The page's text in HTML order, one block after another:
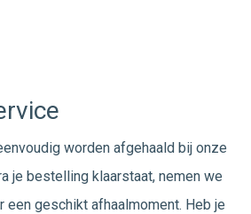
worden afgehaald bij onze
je bestelling klaarstaat, nemen we
een geschikt afhaalmoment. Heb je